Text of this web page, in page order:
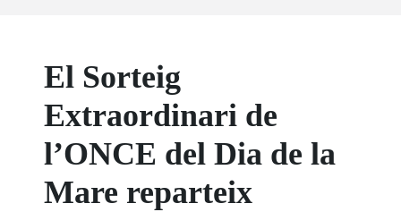
El Sorteig
Extraordinari de
l’ONCE del Dia de la
Mare reparteix